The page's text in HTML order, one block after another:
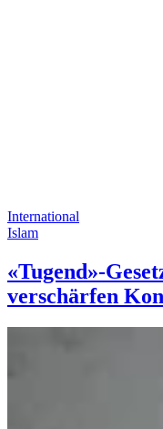
International
Islam
«Tugend»-
verschärfen